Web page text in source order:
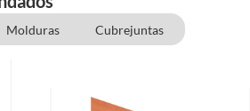
Molduras Cubrejuntas